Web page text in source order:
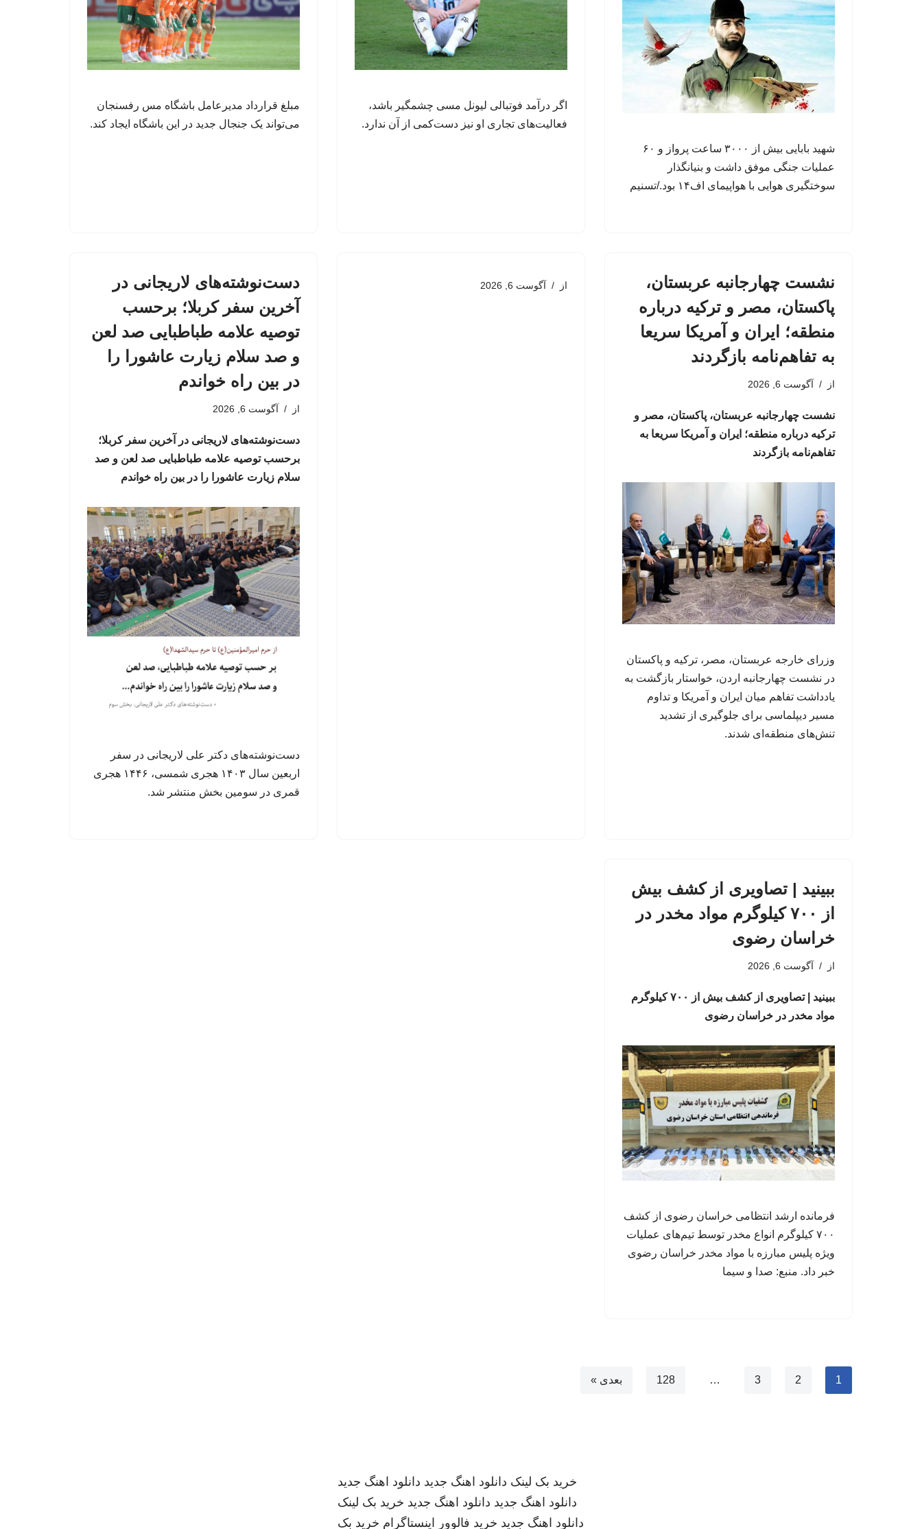
شهید بابایی بیش از ۳۰۰۰ ساعت پرواز و ۶۰
عملیات جنگی موفق داشت و بنیانگذار
سوختگیری هوایی با هواپیمای اف۱۴ بود./تسنیم
اگر درآمد فوتبالی لیونل مسی چشمگیر باشد،
فعالیت‌های تجاری او نیز دست‌کمی از آن ندارد.
مبلغ قرارداد مدیرعامل باشگاه مس رفسنجان
می‌تواند یک جنجال جدید در این باشگاه ایجاد کند.
نشست چهارجانبه عربستان،
پاکستان، مصر و ترکیه درباره
منطقه؛ ایران و آمریکا سریعا
به تفاهم‌نامه بازگردند
از آگوست 6, 2026
نشست چهارجانبه عربستان، پاکستان، مصر و
ترکیه درباره منطقه؛ ایران و آمریکا سریعا به
تفاهم‌نامه بازگردند
وزرای خارجه عربستان، مصر، ترکیه و پاکستان
در نشست چهارجانبه اردن، خواستار بازگشت به
یادداشت تفاهم میان ایران و آمریکا و تداوم
مسیر دیپلماسی برای جلوگیری از تشدید
تنش‌های منطقه‌ای شدند.
از آگوست 6, 2026
دست‌نوشته‌های لاریجانی در
آخرین سفر کربلا؛ برحسب
توصیه علامه طباطبایی صد لعن
و صد سلام زیارت عاشورا را
در بین راه خواندم
از آگوست 6, 2026
دست‌نوشته‌های لاریجانی در آخرین سفر کربلا؛
برحسب توصیه علامه طباطبایی صد لعن و صد
سلام زیارت عاشورا را در بین راه خواندم
دست‌نوشته‌های دکتر علی لاریجانی در سفر
اربعین سال ۱۴۰۳ هجری شمسی، ۱۴۴۶ هجری
قمری در سومین بخش منتشر شد.
ببینید | تصاویری از کشف بیش
از ۷۰۰ کیلوگرم مواد مخدر در
خراسان رضوی
از آگوست 6, 2026
ببینید | تصاویری از کشف بیش از ۷۰۰ کیلوگرم
مواد مخدر در خراسان رضوی
فرمانده ارشد انتظامی خراسان رضوی از کشف
۷۰۰ کیلوگرم انواع مخدر توسط تیم‌های عملیات
ویژه پلیس مبارزه با مواد مخدر خراسان رضوی
خبر داد. منبع: صدا و سیما
1
2
3
…
128 بعدی »
خرید بک لینک دانلود اهنگ جدید دانلود اهنگ جدید
دانلود اهنگ جدید دانلود اهنگ جدید خرید بک لینک
دانلود اهنگ جدید خرید فالوور اینستاگرام خرید بک